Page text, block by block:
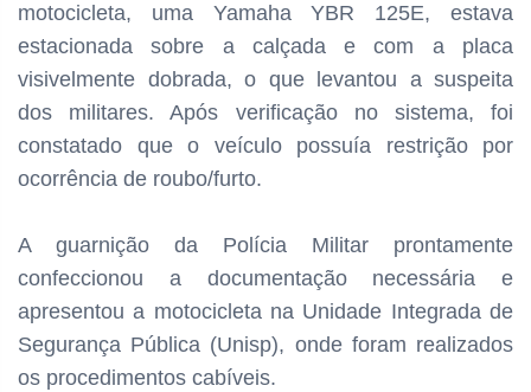
motocicleta, uma Yamaha YBR 125E, estava
estacionada sobre a calçada e com a placa
visivelmente dobrada, o que levantou a suspeita
dos militares. Após verificação no sistema, foi
constatado que o veículo possuía restrição por
ocorrência de roubo/furto.
A guarnição da Polícia Militar prontamente
confeccionou a documentação necessária e
apresentou a motocicleta na Unidade Integrada de
Segurança Pública (Unisp), onde foram realizados
os procedimentos cabíveis.